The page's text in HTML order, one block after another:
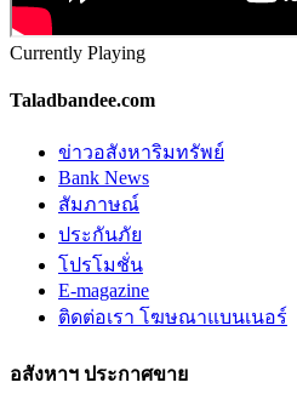
Currently Playing
Taladbandee.com
ข่าวอสังหาริมทรัพย์
Bank News
สัมภาษณ์
ประกันภัย
โปรโมชั่น
E-magazine
ติดต่อเรา โฆษณาแบนเนอร์
อสังหาฯ ประกาศขาย